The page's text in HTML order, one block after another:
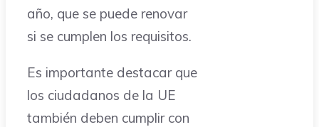
año, que se puede renovar
si se cumplen los requisitos.
Es importante destacar que
los ciudadanos de la UE
también deben cumplir con